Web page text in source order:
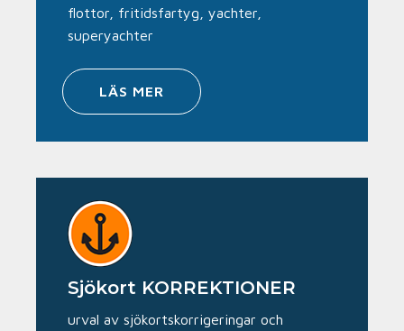
flottor, fritidsfartyg, yachter,
superyachter
LÄS MER
Sjökort KORREKTIONER
urval av sjökortskorrigeringar och